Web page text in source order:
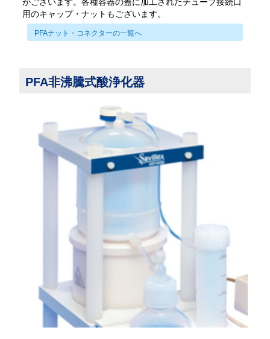
がございます。各種容器の蓋に加工されたチューブ接続口
用のキャップ・ナットもございます。
PFAナット・コネクターの一覧へ
PFA非沸騰式酸浄化器